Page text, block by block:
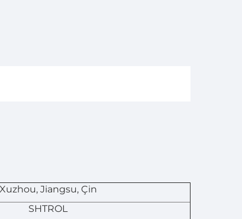
Xuzhou, Jiangsu, Çin
SHTROL